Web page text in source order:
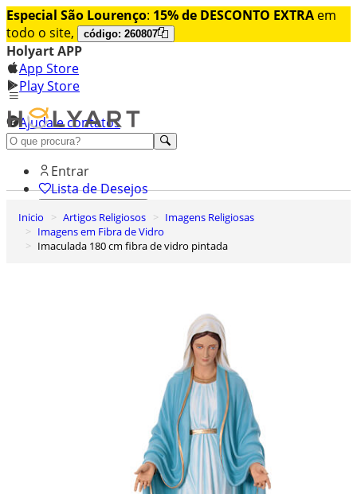
Especial São Lourenço: 15% de DESCONTO EXTRA em
todo o site,
código: 260807
Holyart APP
App Store
Play Store
Ajuda e contatos
Conheça premium
Entrar
Lista de Desejos
0
Carrinho de Compras
Inicio Artigos Religiosos
Imagens Religiosas
Imagens em Fibra de Vidro
Imaculada 180 cm fibra de vidro pintada